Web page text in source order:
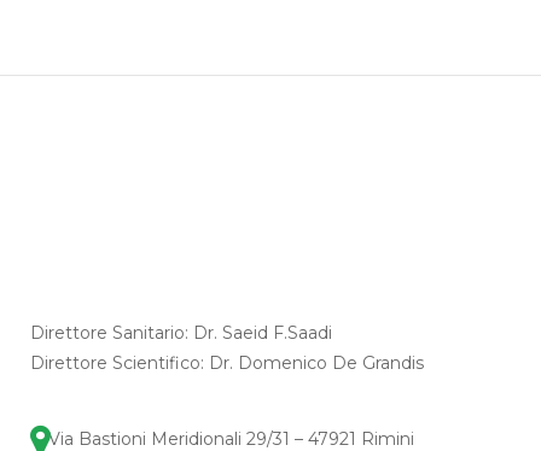
Direttore Sanitario: Dr. Saeid F.Saadi
Direttore Scientifico: Dr. Domenico De Grandis
Via Bastioni Meridionali 29/31 – 47921 Rimini